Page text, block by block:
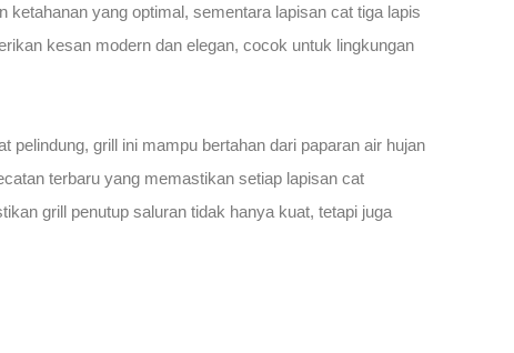
yang optimal, sementara lapisan cat tiga lapis
kesan modern dan elegan, cocok untuk lingkungan
grill ini mampu bertahan dari paparan air hujan
terbaru yang memastikan setiap lapisan cat
grill penutup saluran tidak hanya kuat, tetapi juga